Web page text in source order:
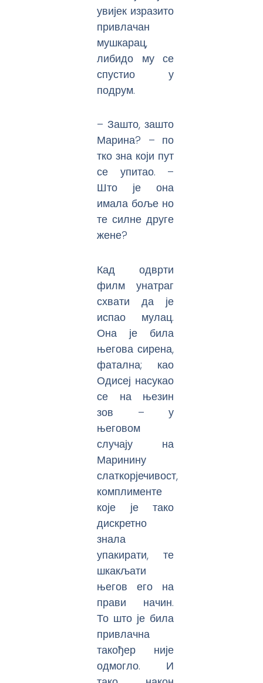
увијек изразито
привлачан
мушкарац,
либидо му се
спустио у
подрум.
– Зашто, зашто
Марина? – по
тко зна који пут
се упитао. –
Што је она
имала боље но
те силне друге
жене?
Кад одврти
филм унатраг
схвати да је
испао мулац.
Она је била
његова сирена,
фатална; као
Одисеј насукао
се на њезин
зов – у
његовом
случају на
Маринину
слаткорјечивост,
комплименте
које је тако
дискретно
знала
упакирати, те
шкакљати
његов его на
прави начин.
То што је била
привлачна
такођер није
одмогло. И